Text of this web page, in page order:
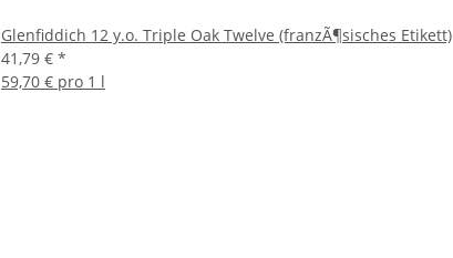
Glenfiddich 12 y.o. Triple Oak Twelve (franzÃ¶sisches Etikett)
41,79 € *
59,70 € pro 1 l